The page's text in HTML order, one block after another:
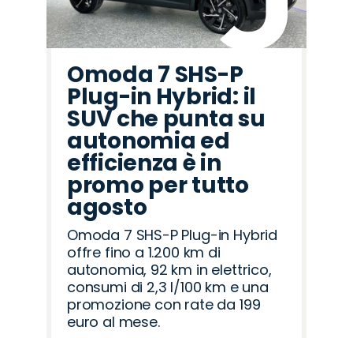
Omoda 7 SHS-P
Plug-in Hybrid: il
SUV che punta su
autonomia ed
efficienza è in
promo per tutto
agosto
Omoda 7 SHS-P Plug-in Hybrid
offre fino a 1.200 km di
autonomia, 92 km in elettrico,
consumi di 2,3 l/100 km e una
promozione con rate da 199
euro al mese.